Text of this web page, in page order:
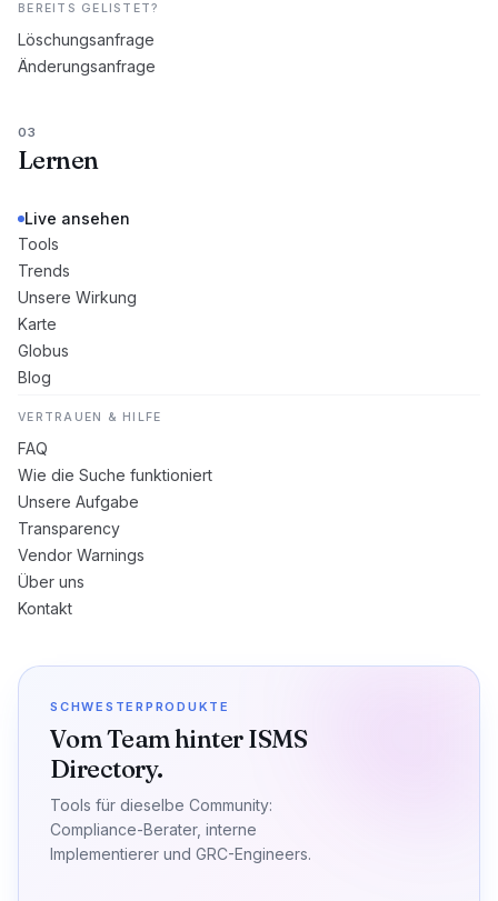
BEREITS GELISTET?
Löschungsanfrage
Änderungsanfrage
03
Lernen
Live ansehen
Tools
Trends
Unsere Wirkung
Karte
Globus
Blog
VERTRAUEN & HILFE
FAQ
Wie die Suche funktioniert
Unsere Aufgabe
Transparency
Vendor Warnings
Über uns
Kontakt
SCHWESTERPRODUKTE
Vom Team hinter ISMS
Directory.
Tools für dieselbe Community:
Compliance-Berater, interne
Implementierer und GRC-Engineers.